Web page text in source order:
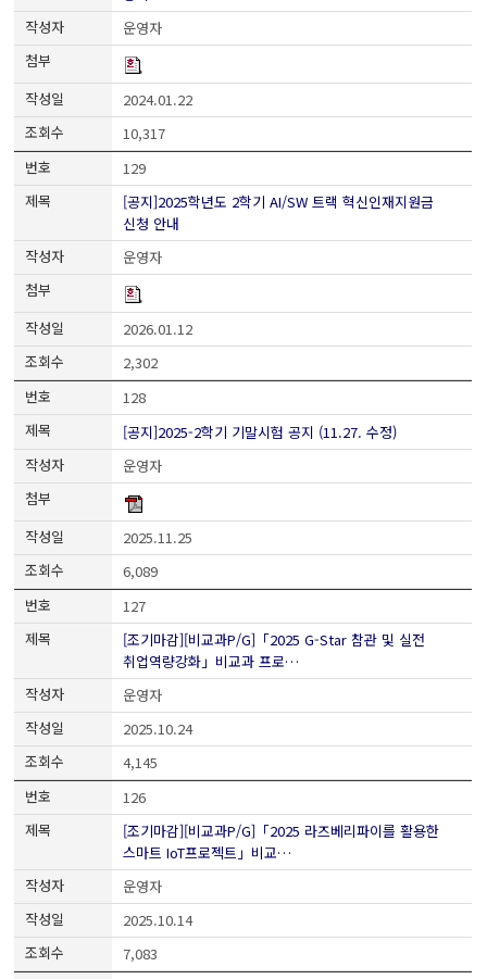
운영자
2024.01.22
10,317
129
[공지]2025학년도 2학기 AI/SW 트랙 혁신인재지원금
신청 안내
운영자
2026.01.12
2,302
128
[공지]2025-2학기 기말시험 공지 (11.27. 수정)
운영자
2025.11.25
6,089
127
[조기마감][비교과P/G]「2025 G-Star 참관 및 실전
취업역량강화」비교과 프로…
운영자
2025.10.24
4,145
126
[조기마감][비교과P/G]「2025 라즈베리파이를 활용한
스마트 IoT프로젝트」비교…
운영자
2025.10.14
7,083